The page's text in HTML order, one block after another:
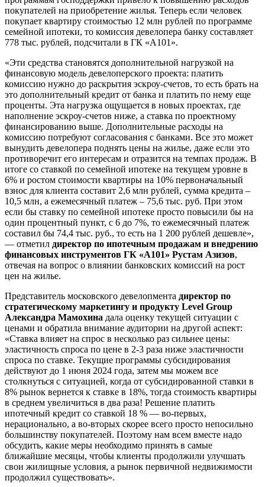
покупателей на приобретение жилья. Теперь если человек
покупает квартиру стоимостью 12 млн рублей по программе
семейной ипотеки, то комиссия девелопера банку составляет
778 тыс. рублей, подсчитали в ГК «А101».
«Эти средства становятся дополнительной нагрузкой на
финансовую модель девелоперского проекта: платить
комиссию нужно до раскрытия эскроу-счетов, то есть брать на
это дополнительный кредит от банка и платить по нему еще
проценты. Эта нагрузка ощущается в новых проектах, где
наполнение эскроу-счетов ниже, а ставка по проектному
финансированию выше. Дополнительные расходы на
комиссию потребуют согласования с банками. Все это может
вынудить девелопера поднять цены на жилье, даже если это
противоречит его интересам и отразится на темпах продаж. В
итоге со ставкой по семейной ипотеке на текущем уровне в
6% и ростом стоимости квартиры на 10% первоначальный
взнос для клиента составит 2,6 млн рублей, сумма кредита –
10,5 млн, а ежемесячный платеж – 75,6 тыс. руб. При этом
если бы ставку по семейной ипотеке просто повысили бы на
один процентный пункт, с 6 до 7%, то ежемесячный платеж
составил бы 74,4 тыс. руб., то есть на 1 200 рублей дешевле»,
— отметил директор по ипотечным продажам и внедрению
финансовых инструментов ГК «А101» Рустам Азизов,
отвечая на вопрос о влиянии банковских комиссий на рост
цен на жилье.
Представитель московского девелопмента директор по
стратегическому маркетингу и продукту Level Group
Александра Мамохина дала оценку текущей ситуации с
ценами и обратила внимание аудитории на другой аспект:
«Ставка влияет на спрос в несколько раз сильнее цены:
эластичность спроса по цене в 2-3 раза ниже эластичности
спроса по ставке. Текущие программы субсидирования
действуют до 1 июня 2024 года, затем мы можем все
столкнуться с ситуацией, когда от субсидированной ставки в
8% рынок вернется к ставке в 18%, тогда стоимость квартиры
в среднем увеличиться в два раза! Решение платить
ипотечный кредит со ставкой 18 % — во-первых,
нерационально, а во-вторых скорее всего просто непосильно
большинству покупателей. Поэтому нам всем вместе надо
обсудить, какие меры необходимо принять в самые
ближайшие месяцы, чтобы клиенты продолжили улучшать
свои жилищные условия, а рынок первичной недвижимости
продолжил существовать».